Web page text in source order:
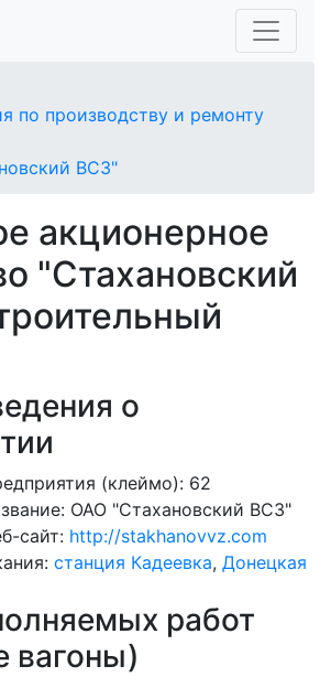
по производству и ремонту
ВСЗ"
акционерное
"Стахановский
о
(клеймо): 62
ОАО "Стахановский ВСЗ"
сайт: http://stakhanovvz.com
станция Кадеевка, Донецкая
работ
вагоны)